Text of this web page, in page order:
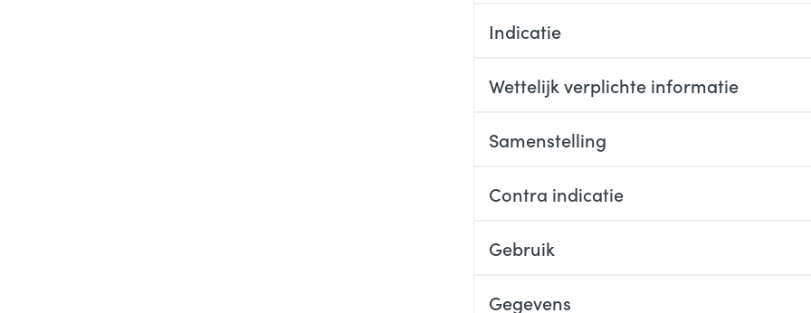
Indicatie
Wettelijk verplichte informatie
Samenstelling
Contra indicatie
Gebruik
Gegevens